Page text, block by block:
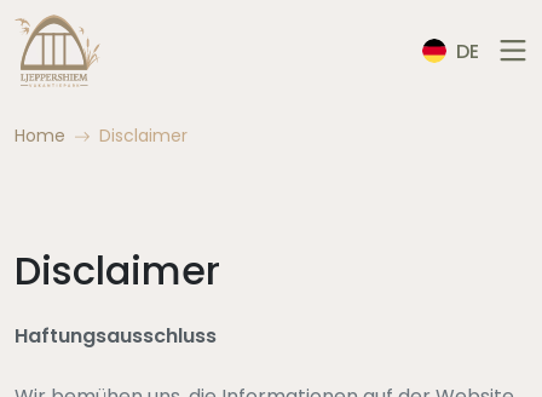
DE
Home Disclaimer
Disclaimer
Haftungsausschluss